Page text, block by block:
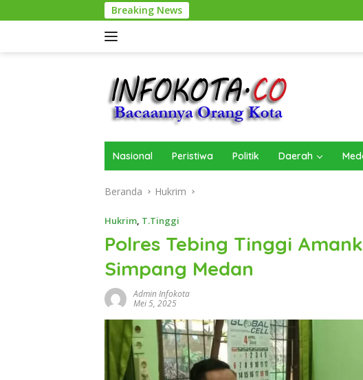
ke
Breaking News Dinas
Nasional Peristiwa Politik Daerah
Beranda Hukrim
Hukrim, T.Tinggi
Polres Tebing Tinggi
Simpang Medan
Admin Infokota
Mei 5, 2025